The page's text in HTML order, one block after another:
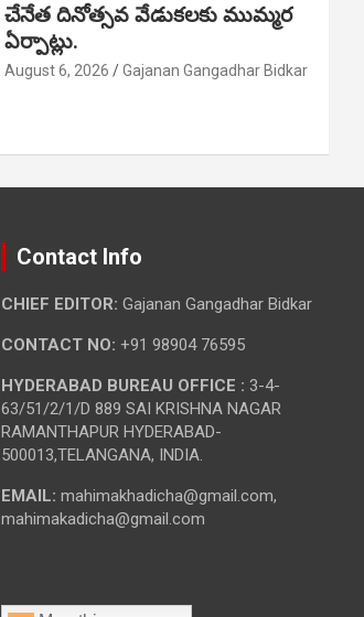
చేనేత దినోత్సవ వేడుకలకు ముమ్మర
ఏర్పాట్లు.
August 6, 2026 Gajanan Gangadhar Bidkar
Contact Info
CHIEF EDITOR: Gajanan Gangadhar Bidkar
CONTACT NO: +91 98904 76595
HYDERABAD BUREAU OFFICE : 3-4-
63/51/2/1/D 889 SAI KRISHNA NAGAR
RAMANTHAPUR HYDERABAD-
500013,TELANGANA, INDIA.
EMAIL: mahimakhadicha@gmail.com,
mahimakadicha@gmail.com